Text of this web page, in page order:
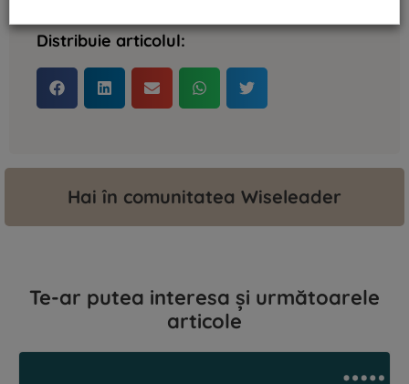
Distribuie articolul:
Hai în comunitatea Wiseleader
Te-ar putea interesa și următoarele
articole